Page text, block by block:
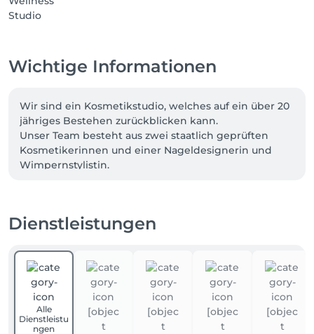
Wichtige Informationen
Wir sind ein Kosmetikstudio, welches auf ein über 20
jähriges Bestehen zurückblicken kann.
Unser Team besteht aus zwei staatlich geprüften
Kosmetikerinnen und einer Nageldesignerin und
Wimpernstylistin.
und sich mit unseren verschiedene
sich auf ein speziell auf Ihre Wünsche und
Bedürfnisse zugeschnittenes Wellnessprogramm
freuen, denn unser Anspruch ist Ihr Wohlbefinden!
Dienstleistungen
Alle
Dienstleistu
ngen